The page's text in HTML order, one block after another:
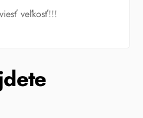
veľkosť!!!